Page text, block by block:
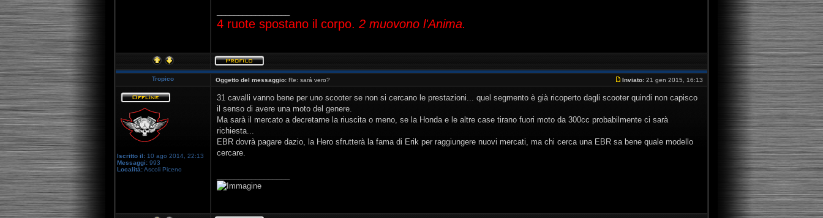
4 ruote spostano il corpo. 2 muovono l'Anima.
Tropico Oggetto del messaggio: Re: sará vero? Inviato: 21 gen 2015, 16:13
Iscritto il: 10 ago 2014, 22:13
Messaggi: 993
Località:Ascoli Piceno
31 cavalli vanno bene per uno scooter se non si cercano le prestazioni... quel segmento è già ricoperto dagli scooter quindi non capisco
il senso di avere una moto del genere.
Ma sarà il mercato a decretarne la riuscita o meno, se la Honda e le altre case tirano fuori moto da 300cc probabilmente ci sarà
richiesta...
EBR dovrà pagare dazio, la Hero sfrutterà la fama di Erik per raggiungere nuovi mercati, ma chi cerca una EBR sa bene quale modello
cercare.